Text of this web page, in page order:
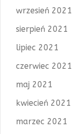
wrzesień 2021
sierpień 2021
lipiec 2021
czerwiec 2021
maj 2021
kwiecień 2021
marzec 2021